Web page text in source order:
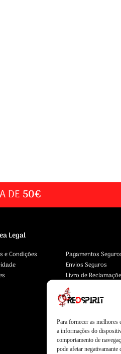
Para fornecer as melhores
a informações do
comportamento de
pode afetar negativamante
DE 50€
Legal
e Condições
Pagamentos
Envios Seguros
Livro de